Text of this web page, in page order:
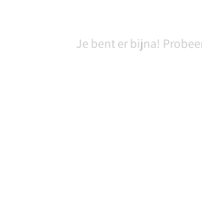
Je bent er bijna!